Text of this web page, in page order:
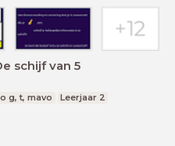
schijf van 5
g, t, mavo Leerjaar 2